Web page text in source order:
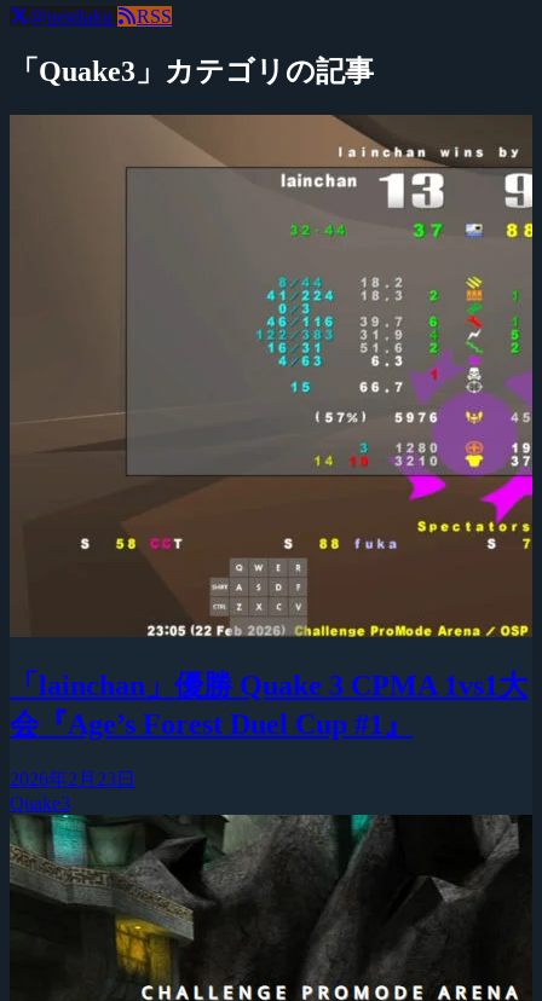
@negitaku RSS
「Quake3」カテゴリの記事
「lainchan」優勝 Quake 3 CPMA 1vs1大
会『Age’s Forest Duel Cup #1』
2026年2月23日
Quake3